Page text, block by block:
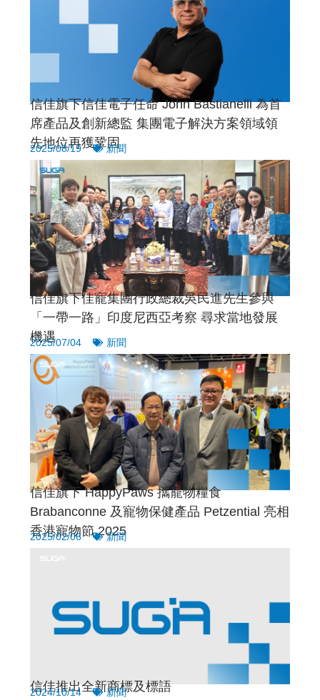
信佳旗下信佳電子任命 John Bastianelli 為首
席產品及創新總監 集團電子解決方案領域領
先地位再獲鞏固
2025/08/19 新聞
信佳旗下佳寵集團行政總裁吳民進先生參與
「一帶一路」印度尼西亞考察 尋求當地發展
機遇
2025/07/04 新聞
信佳旗下 HappyPaws 攜寵物糧食
Brabanconne 及寵物保健產品 Petzential 亮相
香港寵物節 2025
2025/02/06 新聞
信佳推出全新商標及標語
2024/10/14 新聞